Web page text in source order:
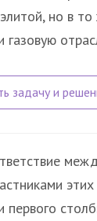
но в
газовую
первого